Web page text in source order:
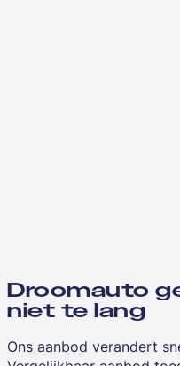
Droomauto
niet te lang
Ons aanbod verandert